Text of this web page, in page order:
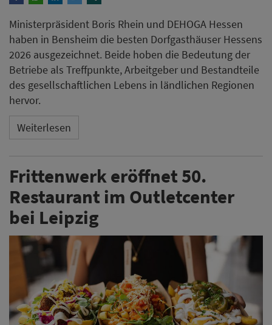
Ministerpräsident Boris Rhein und DEHOGA Hessen
haben in Bensheim die besten Dorfgasthäuser Hessens
2026 ausgezeichnet. Beide hoben die Bedeutung der
Betriebe als Treffpunkte, Arbeitgeber und Bestandteile
des gesellschaftlichen Lebens in ländlichen Regionen
hervor.
Weiterlesen
Frittenwerk eröffnet 50.
Restaurant im Outletcenter
bei Leipzig